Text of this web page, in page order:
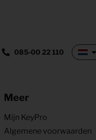
085-00 22 110
Meer
Mijn KeyPro
Algemene voorwaarden